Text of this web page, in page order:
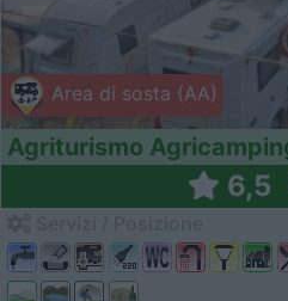
Area di sosta (AA)
Agriturismo
6,5